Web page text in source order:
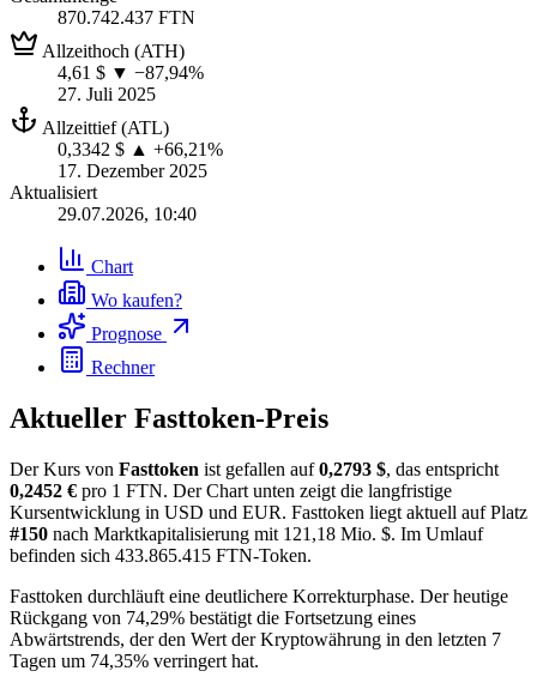
870.742.437 FTN
Allzeithoch (ATH)
4,61 $ ▼ −87,94%
27. Juli 2025
Allzeittief (ATL)
0,3342 $ ▲ +66,21%
17. Dezember 2025
Aktualisiert
29.07.2026, 10:40
Chart
Wo kaufen?
Prognose
Rechner
Aktueller Fasttoken-Preis
Der Kurs von Fasttoken ist gefallen auf0,2793 $, das entspricht
0,2452 € pro 1 FTN. Der Chart unten zeigt die langfristige
Kursentwicklung in USD und EUR. Fasttoken liegt aktuell auf Platz
#150 nach Marktkapitalisierung mit 121,18 Mio. $. Im Umlauf
befinden sich 433.865.415 FTN-Token.
Fasttoken durchläuft eine deutlichere Korrekturphase. Der heutige
Rückgang von 74,29% bestätigt die Fortsetzung eines
Abwärtstrends, der den Wert der Kryptowährung in den letzten 7
Tagen um 74,35% verringert hat.